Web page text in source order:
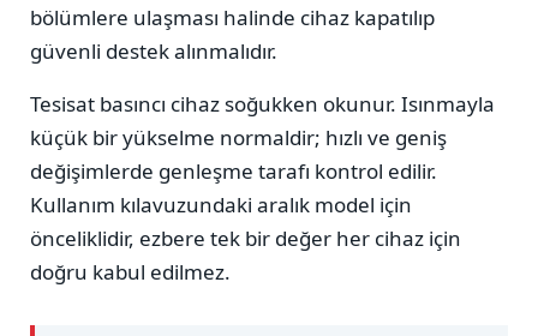
bölümlere ulaşması halinde cihaz kapatılıp
güvenli destek alınmalıdır.
Tesisat basıncı cihaz soğukken okunur. Isınmayla
küçük bir yükselme normaldir; hızlı ve geniş
değişimlerde genleşme tarafı kontrol edilir.
Kullanım kılavuzundaki aralık model için
önceliklidir, ezbere tek bir değer her cihaz için
doğru kabul edilmez.